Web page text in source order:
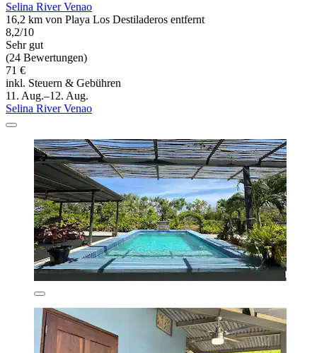
Selina River Venao
16,2 km von Playa Los Destiladeros entfernt
8,2/10
Sehr gut
(24 Bewertungen)
71 €
inkl. Steuern & Gebühren
11. Aug.–12. Aug.
Selina River Venao